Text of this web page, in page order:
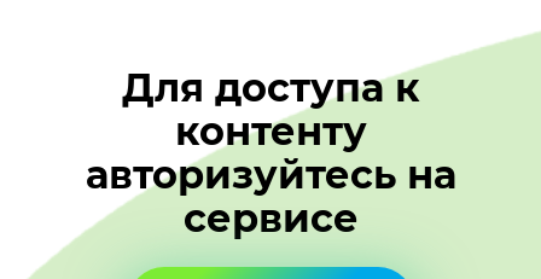
Для доступа к
контенту
авторизуйтесь на
сервисе